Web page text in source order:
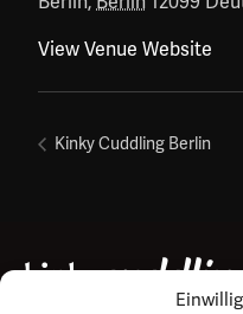
View Venue Website
Kinky Cuddling Berlin